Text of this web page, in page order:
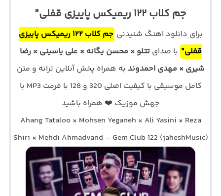
جم کلاب ۱۲۲ ریمیکس پاییزی قفلی”
برای دانلود اهنگ شنیدنی
جم کلاب ۱۲۲ ریمیکس پاییزی
قفلی” با صدایتتلو × محسن یگانه × علی یاسینی × رضا
شیری × مهدی احمدوند به همراه پخش آنلاین ترانه و متن
کامل موسیقی با کیفیت اصلی 320 و 128 با فرمت MP3 با
جهش موزیک ❤️ همراه باشید
Ahang Tataloo × Mohsen Yeganeh × Ali Yasini × Reza
Shiri × Mehdi Ahmadvand – Gem Club 122 (jaheshMusic)